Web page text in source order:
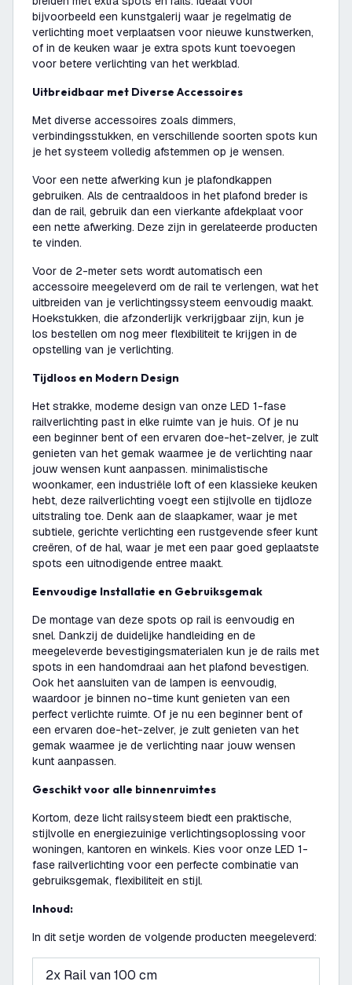
bijvoorbeeld een kunstgalerij waar je regelmatig de
verlichting moet verplaatsen voor nieuwe kunstwerken,
of in de keuken waar je extra spots kunt toevoegen
voor betere verlichting van het werkblad.
Uitbreidbaar met Diverse Accessoires
Met diverse accessoires zoals dimmers,
verbindingsstukken, en verschillende soorten spots kun
je het systeem volledig afstemmen op je wensen.
Voor een nette afwerking kun je plafondkappen
gebruiken. Als de centraaldoos in het plafond breder is
dan de rail, gebruik dan een vierkante afdekplaat voor
een nette afwerking. Deze zijn in gerelateerde producten
te vinden.
Voor de 2-meter sets wordt automatisch een
accessoire meegeleverd om de rail te verlengen, wat het
uitbreiden van je verlichtingssysteem eenvoudig maakt.
Hoekstukken, die afzonderlijk verkrijgbaar zijn, kun je
los bestellen om nog meer flexibiliteit te krijgen in de
opstelling van je verlichting.
Tijdloos en Modern Design
Het strakke, moderne design van onze LED 1-fase
railverlichting past in elke ruimte van je huis. Of je nu
een beginner bent of een ervaren doe-het-zelver, je zult
genieten van het gemak waarmee je de verlichting naar
jouw wensen kunt aanpassen. minimalistische
woonkamer, een industriële loft of een klassieke keuken
hebt, deze railverlichting voegt een stijlvolle en tijdloze
uitstraling toe. Denk aan de slaapkamer, waar je met
subtiele, gerichte verlichting een rustgevende sfeer kunt
creëren, of de hal, waar je met een paar goed geplaatste
spots een uitnodigende entree maakt.
Eenvoudige Installatie en Gebruiksgemak
De montage van deze spots op rail is eenvoudig en
snel. Dankzij de duidelijke handleiding en de
meegeleverde bevestigingsmaterialen kun je de rails met
spots in een handomdraai aan het plafond bevestigen.
Ook het aansluiten van de lampen is eenvoudig,
waardoor je binnen no-time kunt genieten van een
perfect verlichte ruimte. Of je nu een beginner bent of
een ervaren doe-het-zelver, je zult genieten van het
gemak waarmee je de verlichting naar jouw wensen
kunt aanpassen.
Geschikt voor alle binnenruimtes
Kortom, deze licht railsysteem biedt een praktische,
stijlvolle en energiezuinige verlichtingsoplossing voor
woningen, kantoren en winkels. Kies voor onze LED 1-
fase railverlichting voor een perfecte combinatie van
gebruiksgemak, flexibiliteit en stijl.
Inhoud:
In dit setje worden de volgende producten meegeleverd:
2x Rail van 100 cm